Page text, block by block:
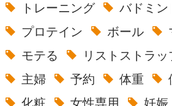
トレーニング
バドミン
プロテイン
ボール
モテる
リストストラッ
主婦
予約 体重
化粧
女性専用 妊娠